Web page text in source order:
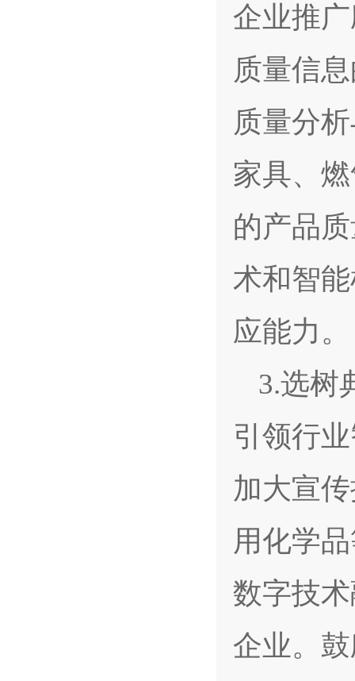
企业推
质量信
质量分
家具、
的产品
术和智
应能力。
3.选树
引领行
加大宣
用化学
数字技
企业。